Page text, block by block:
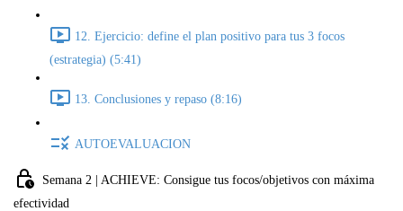
12. Ejercicio: define el plan positivo para tus 3 focos
(estrategia) (5:41)
13. Conclusiones y repaso (8:16)
AUTOEVALUACION
Semana 2 | ACHIEVE: Consigue tus focos/objetivos con máxima
efectividad